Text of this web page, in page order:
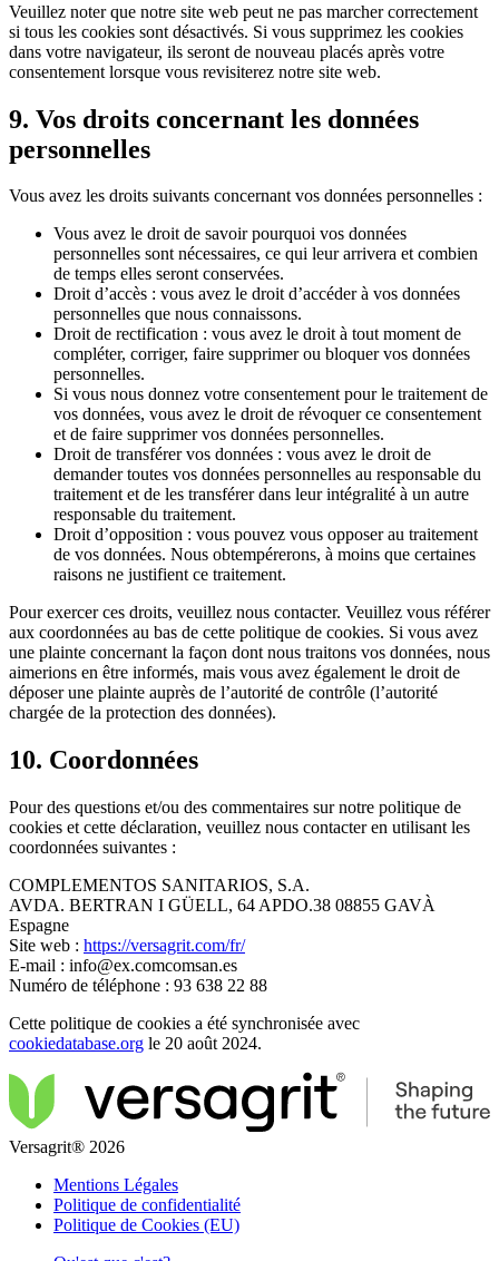
Veuillez noter que notre site web peut ne pas marcher correctement
si tous les cookies sont désactivés. Si vous supprimez les cookies
dans votre navigateur, ils seront de nouveau placés après votre
consentement lorsque vous revisiterez notre site web.
9. Vos droits concernant les données
personnelles
Vous avez les droits suivants concernant vos données personnelles :
Vous avez le droit de savoir pourquoi vos données
personnelles sont nécessaires, ce qui leur arrivera et combien
de temps elles seront conservées.
Droit d’accès : vous avez le droit d’accéder à vos données
personnelles que nous connaissons.
Droit de rectification : vous avez le droit à tout moment de
compléter, corriger, faire supprimer ou bloquer vos données
personnelles.
Si vous nous donnez votre consentement pour le traitement de
vos données, vous avez le droit de révoquer ce consentement
et de faire supprimer vos données personnelles.
Droit de transférer vos données : vous avez le droit de
demander toutes vos données personnelles au responsable du
traitement et de les transférer dans leur intégralité à un autre
responsable du traitement.
Droit d’opposition : vous pouvez vous opposer au traitement
de vos données. Nous obtempérerons, à moins que certaines
raisons ne justifient ce traitement.
Pour exercer ces droits, veuillez nous contacter. Veuillez vous référer
aux coordonnées au bas de cette politique de cookies. Si vous avez
une plainte concernant la façon dont nous traitons vos données, nous
aimerions en être informés, mais vous avez également le droit de
déposer une plainte auprès de l’autorité de contrôle (l’autorité
chargée de la protection des données).
10. Coordonnées
Pour des questions et/ou des commentaires sur notre politique de
cookies et cette déclaration, veuillez nous contacter en utilisant les
coordonnées suivantes :
COMPLEMENTOS SANITARIOS, S.A.
AVDA. BERTRAN I GÜELL, 64 APDO.38 08855 GAVÀ
Espagne
Site web : https://versagrit.com/fr/
E-mail : info@ex.comcomsan.es
Numéro de téléphone : 93 638 22 88
Cette politique de cookies a été synchronisée avec
cookiedatabase.org le 20 août 2024.
Versagrit® 2026
Mentions Légales
Politique de confidentialité
Politique de Cookies (EU)